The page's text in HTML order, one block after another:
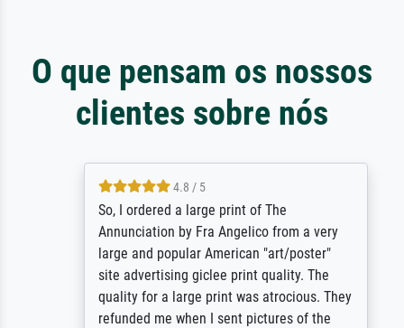
O que pensam os nossos
clientes sobre nós
4.8 / 5
So, I ordered a large print of The
Annunciation by Fra Angelico from a very
large and popular American "art/poster"
site advertising giclee print quality. The
quality for a large print was atrocious. They
refunded me when I sent pictures of the